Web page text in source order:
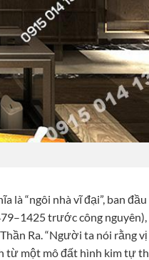
là “ngôi nhà vĩ đại”, ban đầu
trước công nguyên),
Ra. “Người ta nói rằng vị
từ một mô đất hình kim tự